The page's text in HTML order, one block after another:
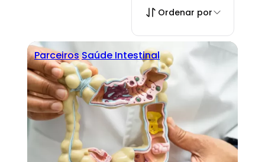
Ordenar por
ParceirosSaúde Intestinal